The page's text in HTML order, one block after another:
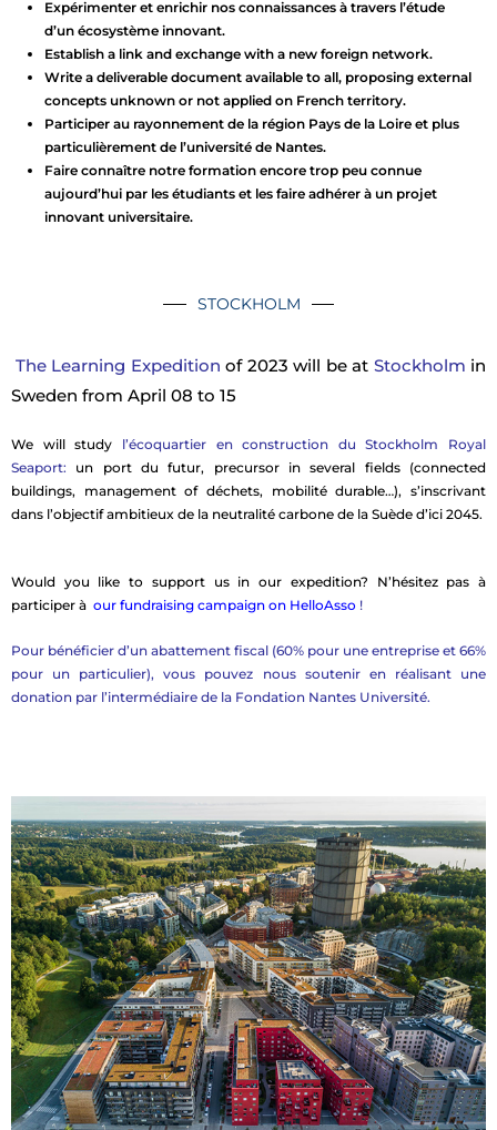
Expérimenter et enrichir nos connaissances à travers l’étude
d’un écosystème innovant.
Establish a link and exchange with a new foreign network.
Write a deliverable document available to all, proposing external
concepts unknown or not applied on French territory.
Participer au rayonnement de la région Pays de la Loire et plus
particulièrement de l’université de Nantes.
Faire connaître notre formation encore trop peu connue
aujourd’hui par les étudiants et les faire adhérer à un projet
innovant universitaire.
STOCKHOLM
TheLearning Expedition of 2023 will be at Stockholm in
Sweden from April 08 to 15
We will study l’écoquartier en construction du Stockholm Royal
Seaport: un port du futur, precursor in several fields (connected
buildings, management of déchets, mobilité durable…), s’inscrivant
dans l’objectif ambitieux de la neutralité carbone de la Suède d’ici 2045.
Would you like to support us in our expedition? N’hésitez pas à
participer à our fundraising campaign on HelloAsso !
Pour bénéficier d’un abattement fiscal (60% pour une entreprise et 66%
pour un particulier), vous pouvez nous soutenir en réalisant une
donation par l’intermédiaire de la Fondation Nantes Université.